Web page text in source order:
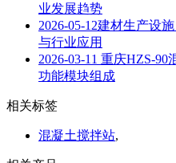
业发展趋势
2026-05-12建材生产设
与行业应用
2026-03-11 重庆HZS-90
功能模块组成
相关标签
混凝土搅拌站,